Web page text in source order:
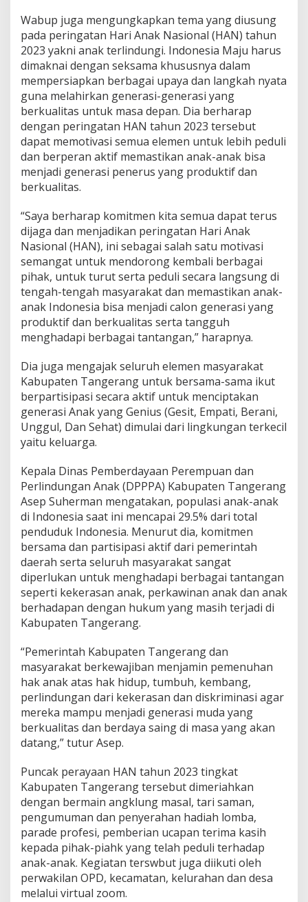
n
D
i
p
e
n
u
h
i
H
k
-
k
y
a
Wabup juga mengungkapkan tema yang diusung
pada peringatan Hari Anak Nasional (HAN) tahun
2023 yakni anak terlindungi. Indonesia Maju harus
dimaknai dengan seksama khususnya dalam
mempersiapkan berbagai upaya dan langkah nyata
guna melahirkan generasi-generasi yang
berkualitas untuk masa depan. Dia berharap
dengan peringatan HAN tahun 2023 tersebut
dapat memotivasi semua elemen untuk lebih peduli
dan berperan aktif memastikan anak-anak bisa
menjadi generasi penerus yang produktif dan
berkualitas.
“Saya berharap komitmen kita semua dapat terus
dijaga dan menjadikan peringatan Hari Anak
Nasional (HAN), ini sebagai salah satu motivasi
semangat untuk mendorong kembali berbagai
pihak, untuk turut serta peduli secara langsung di
tengah-tengah masyarakat dan memastikan anak-
anak Indonesia bisa menjadi calon generasi yang
produktif dan berkualitas serta tangguh
menghadapi berbagai tantangan,” harapnya.
Dia juga mengajak seluruh elemen masyarakat
Kabupaten Tangerang untuk bersama-sama ikut
berpartisipasi secara aktif untuk menciptakan
generasi Anak yang Genius (Gesit, Empati, Berani,
Unggul, Dan Sehat) dimulai dari lingkungan terkecil
yaitu keluarga.
Kepala Dinas Pemberdayaan Perempuan dan
Perlindungan Anak (DPPPA) Kabupaten Tangerang
Asep Suherman mengatakan, populasi anak-anak
di Indonesia saat ini mencapai 29.5% dari total
penduduk Indonesia. Menurut dia, komitmen
bersama dan partisipasi aktif dari pemerintah
daerah serta seluruh masyarakat sangat
diperlukan untuk menghadapi berbagai tantangan
seperti kekerasan anak, perkawinan anak dan anak
berhadapan dengan hukum yang masih terjadi di
Kabupaten Tangerang.
“Pemerintah Kabupaten Tangerang dan
masyarakat berkewajiban menjamin pemenuhan
hak anak atas hak hidup, tumbuh, kembang,
perlindungan dari kekerasan dan diskriminasi agar
mereka mampu menjadi generasi muda yang
berkualitas dan berdaya saing di masa yang akan
datang,” tutur Asep.
Puncak perayaan HAN tahun 2023 tingkat
Kabupaten Tangerang tersebut dimeriahkan
dengan bermain angklung masal, tari saman,
pengumuman dan penyerahan hadiah lomba,
parade profesi, pemberian ucapan terima kasih
kepada pihak-piahk yang telah peduli terhadap
anak-anak. Kegiatan terswbut juga diikuti oleh
perwakilan OPD, kecamatan, kelurahan dan desa
melalui virtual zoom.